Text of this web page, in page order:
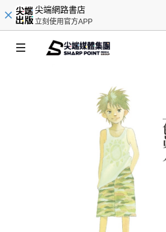
尖端網路書店
立刻使用官方APP